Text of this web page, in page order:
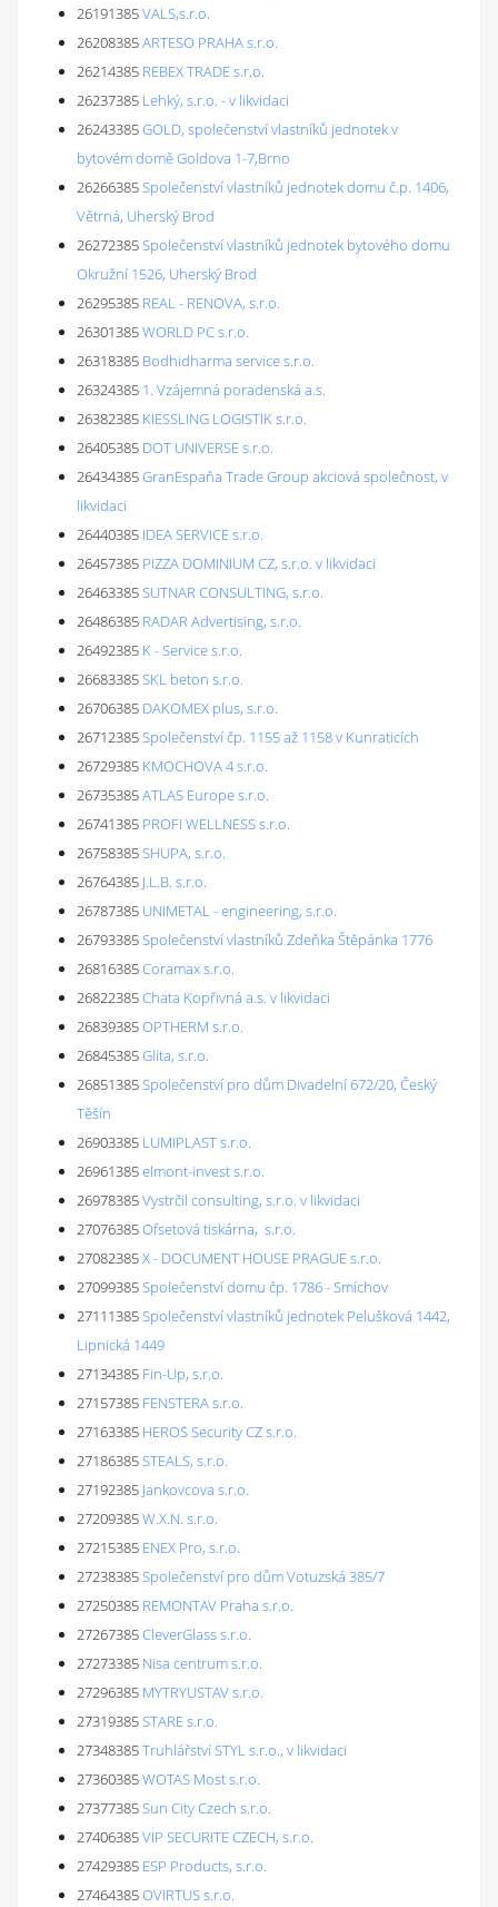
26191385VALS,s.r.o.
26208385ARTESO PRAHA s.r.o.
26214385 REBEX TRADE s.r.o.
26237385 Lehký, s.r.o. - v likvidaci
26243385GOLD, společenství vlastníků jednotek v
bytovém domě Goldova 1-7,Brno
26266385Společenství vlastníků jednotek domu č.p. 1406,
Větrná, Uherský Brod
26272385Společenství vlastníků jednotek bytového domu
Okružní 1526, Uherský Brod
26295385 REAL - RENOVA, s.r.o.
26301385WORLD PC s.r.o.
26318385 Bodhidharma service s.r.o.
26324385 1. Vzájemná poradenská a.s.
26382385 KIESSLING LOGISTIK s.r.o.
26405385 DOT UNIVERSE s.r.o.
26434385GranEspaňa Trade Group akciová společnost, v
likvidaci
26440385 IDEA SERVICE s.r.o.
26457385 PIZZA DOMINIUM CZ, s.r.o. v likvidaci
26463385SUTNAR CONSULTING, s.r.o.
26486385 RADAR Advertising, s.r.o.
26492385 K - Service s.r.o.
26683385SKL beton s.r.o.
26706385 DAKOMEX plus, s.r.o.
26712385Společenství čp. 1155 až 1158 v Kunraticích
26729385 KMOCHOVA 4 s.r.o.
26735385ATLAS Europe s.r.o.
26741385 PROFI WELLNESS s.r.o.
26758385SHUPA, s.r.o.
26764385 J.L.B. s.r.o.
26787385 UNIMETAL - engineering, s.r.o.
26793385Společenství vlastníků Zdeňka Štěpánka 1776
26816385Coramax s.r.o.
26822385Chata Kopřivná a.s. v likvidaci
26839385OPTHERM s.r.o.
26845385Glita, s.r.o.
26851385Společenství pro dům Divadelní 672/20, Český
Těšín
26903385 LUMIPLAST s.r.o.
26961385elmont-invest s.r.o.
26978385Vystrčil consulting, s.r.o. v likvidaci
27076385Ofsetová tiskárna, s.r.o.
27082385X - DOCUMENT HOUSE PRAGUE s.r.o.
27099385Společenství domu čp. 1786 - Smíchov
27111385Společenství vlastníků jednotek Pelušková 1442,
Lipnická 1449
27134385 Fin-Up, s.r.o.
27157385 FENSTERA s.r.o.
27163385 HEROS Security CZ s.r.o.
27186385STEALS, s.r.o.
27192385 Jankovcova s.r.o.
27209385W.X.N. s.r.o.
27215385 ENEX Pro, s.r.o.
27238385Společenství pro dům Votuzská 385/7
27250385 REMONTAV Praha s.r.o.
27267385CleverGlass s.r.o.
27273385 Nisa centrum s.r.o.
27296385 MYTRYUSTAV s.r.o.
27319385STARE s.r.o.
27348385Truhlářství STYL s.r.o., v likvidaci
27360385WOTAS Most s.r.o.
27377385Sun City Czech s.r.o.
27406385VIP SECURITE CZECH, s.r.o.
27429385 ESP Products, s.r.o.
27464385OVIRTUS s.r.o.